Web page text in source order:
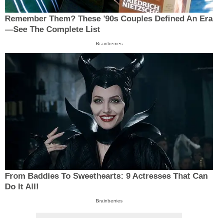
Remember Them? These '90s Couples Defined An Era
—See The Complete List
Brainberries
From Baddies To Sweethearts: 9 Actresses That Can
Do It All!
Brainberries